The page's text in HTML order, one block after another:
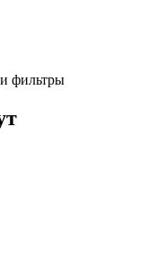
фильтры